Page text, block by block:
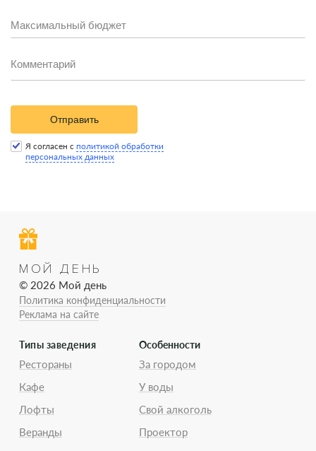
Отправить
Я согласен с политикой обработки
персональных данных
МОЙ ДЕНЬ
© 2026 Мой день
Политика конфиденциальности
Реклама на сайте
Типы заведения
Рестораны
Кафе
Лофты
Веранды
Особенности
За городом
У воды
Свой алкоголь
Проектор